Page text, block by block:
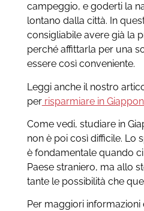
campeggio, e goderti la
lontano dalla città. In
consigliabile avere già la
perché affittarla per una
essere così conveniente.
Leggi anche il nostro
perrisparmiare in
Come vedi, studiare in
non è poi così difficile. Lo
è fondamentale quando
Paese straniero, ma allo
tante le possibilità che
Per maggiori informazioni